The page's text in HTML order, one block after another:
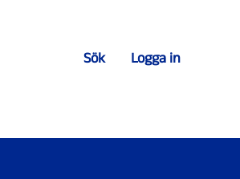
Sök Logga in